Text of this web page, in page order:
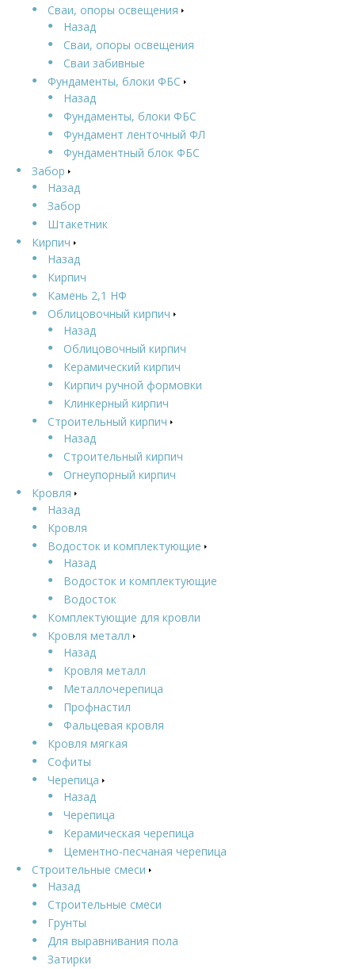
Сваи, опоры освещения
Назад
Сваи, опоры освещения
Сваи забивные
Фундаменты, блоки ФБС
Назад
Фундаменты, блоки ФБС
Фундамент ленточный ФЛ
Фундаментный блок ФБС
Забор
Назад
Забор
Штакетник
Кирпич
Назад
Кирпич
Камень 2,1 НФ
Облицовочный кирпич
Назад
Облицовочный кирпич
Керамический кирпич
Кирпич ручной формовки
Клинкерный кирпич
Строительный кирпич
Назад
Строительный кирпич
Огнеупорный кирпич
Кровля
Назад
Кровля
Водосток и комплектующие
Назад
Водосток и комплектующие
Водосток
Комплектующие для кровли
Кровля металл
Назад
Кровля металл
Металлочерепица
Профнастил
Фальцевая кровля
Кровля мягкая
Софиты
Черепица
Назад
Черепица
Керамическая черепица
Цементно-песчаная черепица
Строительные смеси
Назад
Строительные смеси
Грунты
Для выравнивания пола
Затирки